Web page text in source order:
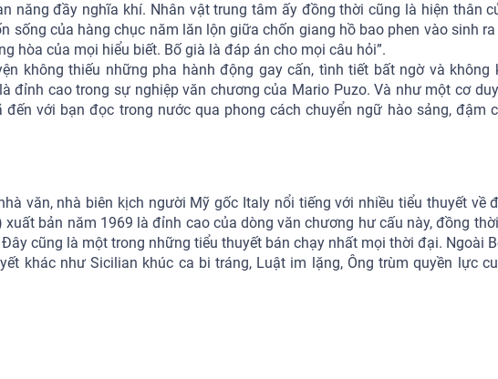
năng đầy nghĩa khí. Nhân vật trung tâm ấy đồng thời cũng là hiện thân
sống của hàng chục năm lăn lộn giữa chốn giang hồ bao phen vào sinh
hòa của mọi hiểu biết. Bố già là đáp án cho mọi câu hỏi”.
không thiếu những pha hành động gay cấn, tình tiết bất ngờ và không
đỉnh cao trong sự nghiệp văn chương của Mario Puzo. Và như một cơ
với bạn đọc trong nước qua phong cách chuyển ngữ hào sảng, đậm
văn, nhà biên kịch người Mỹ gốc Italy nổi tiếng với nhiều tiểu thuyết về
xuất bản năm 1969 là đỉnh cao của dòng văn chương hư cấu này, đồng
cũng là một trong những tiểu thuyết bán chạy nhất mọi thời đại. Ngoài
khác như Sicilian khúc ca bi tráng, Luật im lặng, Ông trùm quyền lực